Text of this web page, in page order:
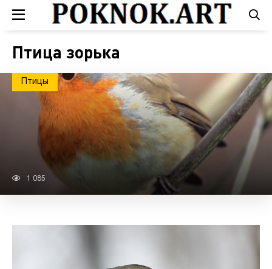
Птица зорька
Птицы
1 085